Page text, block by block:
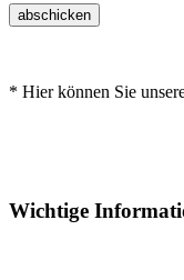
abschicken
* Hier können Sie
Wichtige